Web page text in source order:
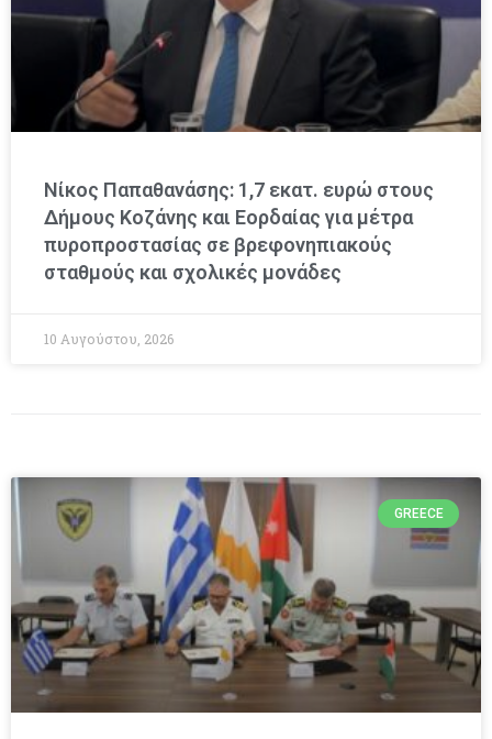
Νίκος Παπαθανάσης: 1,7 εκατ. ευρώ στους
Δήμους Κοζάνης και Εορδαίας για μέτρα
πυροπροστασίας σε βρεφονηπιακούς
σταθμούς και σχολικές μονάδες
10 Αυγούστου, 2026
GREECE